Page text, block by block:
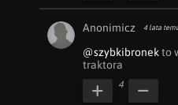
Anonimicz 4 lata
@szybkibronek to
traktora
4